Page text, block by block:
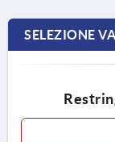
inox 1.4310.
SELEZIONE